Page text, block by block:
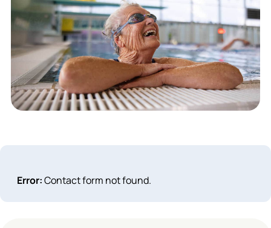
Error:Contact form not found.